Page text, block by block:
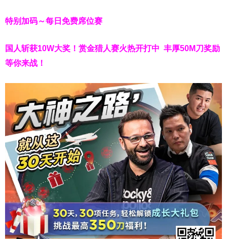
特别加码～每日免费席位赛
国人斩获10W大奖！ 赏金猎人赛火热开打中 丰厚50M刀奖励
等你来战！